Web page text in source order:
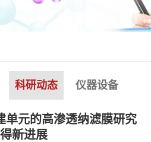
科研动态 仪器设备
单元的高渗透纳滤膜研究
新进展